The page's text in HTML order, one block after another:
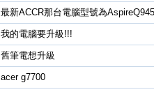
最新ACCR那台電腦型號為
我的電腦要升級!!!
舊筆電想升級
acer g7700